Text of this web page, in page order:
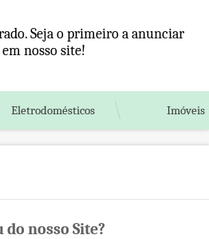
Seja o primeiro a anunciar
nosso site!
Eletrodomésticos Imóveis
do nosso Site?